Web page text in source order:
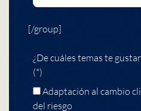
[/group]
¿De cuáles temas te
(*)
Adaptación al cambio
del riesgo